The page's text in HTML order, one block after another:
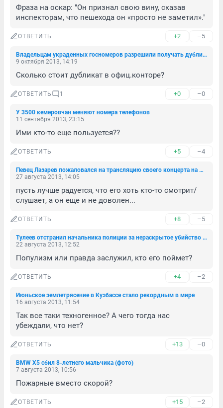
Фраза на оскар: "Он признал свою вину, сказав
инспекторам, что пешехода он «просто не заметил»."
ОТВЕТИТЬ +2 –5
Владельцам украденных госномеров разрешили получать дубликаты
9 октября 2013, 14:19
Сколько стоит дубликат в офиц.конторе?
ОТВЕТИТЬ 1 +0 –0
У 3500 кемеровчан меняют номера телефонов
11 сентября 2013, 23:15
Ими кто-то еще пользуется??
ОТВЕТИТЬ +5 –4
Певец Лазарев пожаловался на трансляцию своего концерта на День шахтера
27 августа 2013, 14:05
пусть лучше радуется, что его хоть кто-то смотрит/
слушает, а он еще и не доволен...
ОТВЕТИТЬ +8 –5
Тулеев отстранил начальника полиции за нераскрытое убийство Яны Титовой
22 августа 2013, 12:52
Популизм или правда заслужил, кто его поймет?
ОТВЕТИТЬ +4 –2
Июньское землетрясение в Кузбассе стало рекордным в мире
16 августа 2013, 11:54
Так все таки техногенное? А чего тогда нас
убеждали, что нет?
ОТВЕТИТЬ +13 –0
BMW X5 сбил 8-летнего мальчика (фото)
7 августа 2013, 10:56
Пожарные вместо скорой?
ОТВЕТИТЬ +15 –2